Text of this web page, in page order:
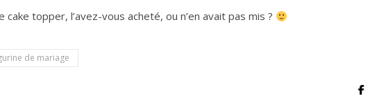
topper, l’avez-vous acheté, ou n’en avait pas mis ?
de mariage